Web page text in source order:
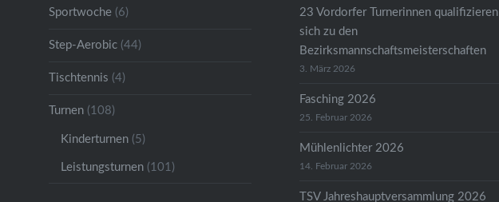
Sportwoche(6)
Step-Aerobic(44)
Tischtennis (4)
Turnen(108)
Kinderturnen(5)
Leistungsturnen(101)
23 Vordorfer Turnerinnen qualifizieren
sich zu den
Bezirksmannschaftsmeisterschaften
3. März 2026
Fasching 2026
25. Februar 2026
Mühlenlichter 2026
14. Februar 2026
TSV Jahreshauptversammlung 2026